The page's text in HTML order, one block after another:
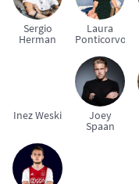
Sergio
Herman
Laura
Ponticorvo
Inez Weski Joey
Spaan